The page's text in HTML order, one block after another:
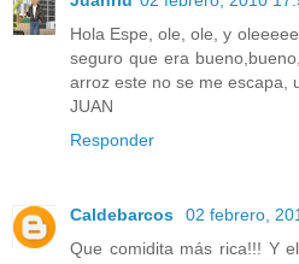
Hola Espe, ole, ole, y
seguro que era
arroz este no se me escapa,
JUAN
Responder
Caldebarcos
02 febrero,
Que comidita más rica!!! Y